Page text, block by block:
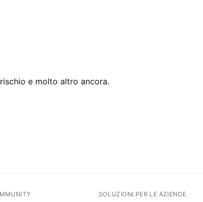
e molto altro ancora.
SOLUZIONI PER LE AZIENDE